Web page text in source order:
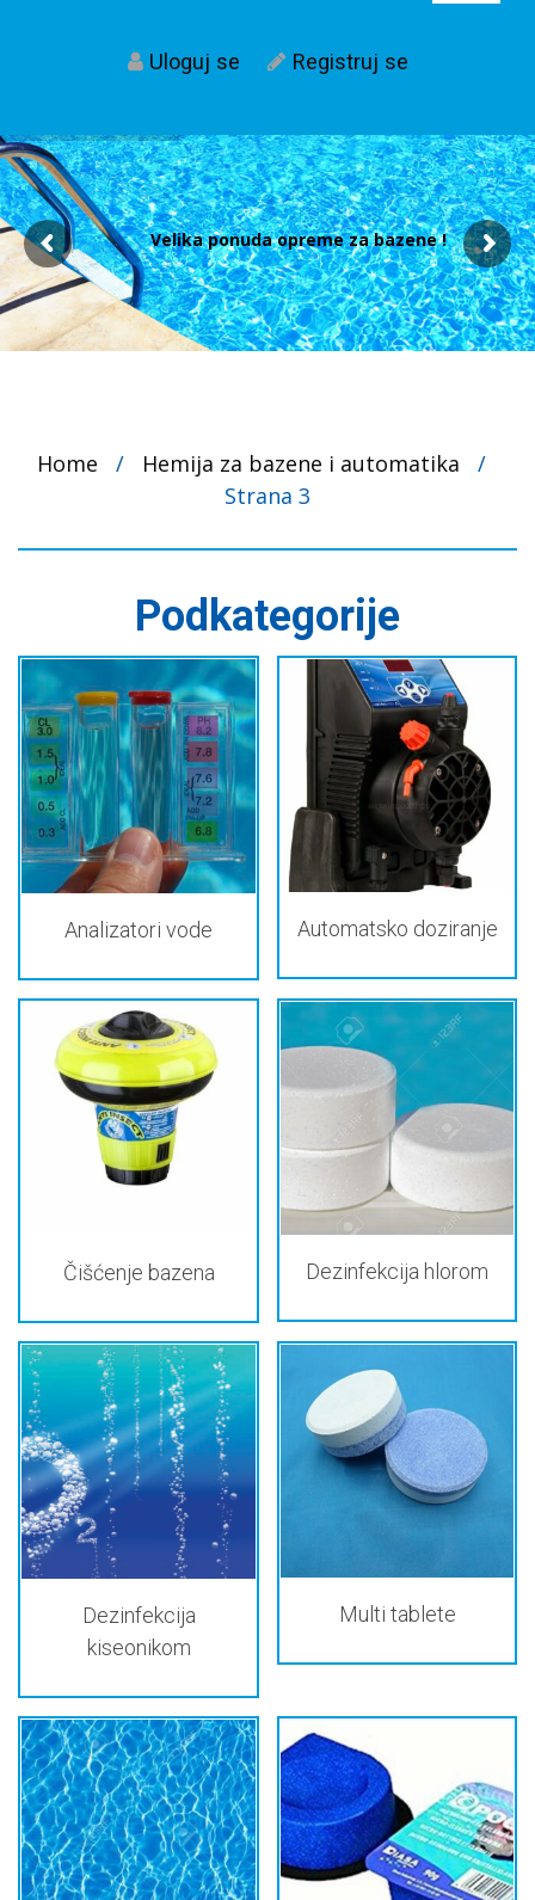
Uloguj se Registruj se
Velika ponuda opreme za bazene !
Home / Hemija za bazene i automatika
/
Strana 3
Podkategorije
Analizatori vode Automatsko doziranje
Čišćenje bazena Dezinfekcija hlorom
Dezinfekcija
kiseonikom
Multi tablete